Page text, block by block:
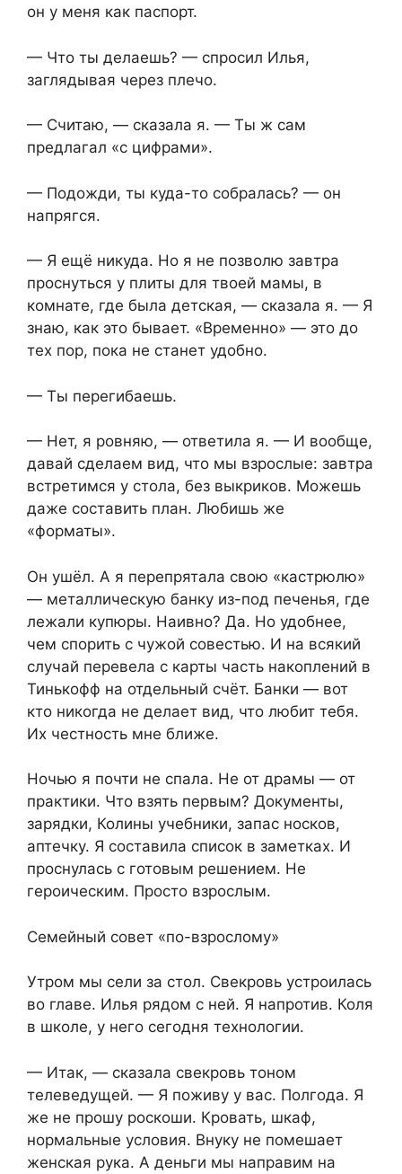
он у меня как паспорт.
— Что ты делаешь? — спросил Илья,
заглядывая через плечо.
— Считаю, — сказала я. — Ты ж сам
предлагал «с цифрами».
— Подожди, ты куда-то собралась? — он
напрягся.
— Я ещё никуда. Но я не позволю завтра
проснуться у плиты для твоей мамы, в
комнате, где была детская, — сказала я. — Я
знаю, как это бывает. «Временно» — это до
тех пор, пока не станет удобно.
— Ты перегибаешь.
— Нет, я ровняю, — ответила я. — И вообще,
давай сделаем вид, что мы взрослые: завтра
встретимся у стола, без выкриков. Можешь
даже составить план. Любишь же
«форматы».
Он ушёл. А я перепрятала свою «кастрюлю»
— металлическую банку из-под печенья, где
лежали купюры. Наивно? Да. Но удобнее,
чем спорить с чужой совестью. И на всякий
случай перевела с карты часть накоплений в
Тинькофф на отдельный счёт. Банки — вот
кто никогда не делает вид, что любит тебя.
Их честность мне ближе.
Ночью я почти не спала. Не от драмы — от
практики. Что взять первым? Документы,
зарядки, Колины учебники, запас носков,
аптечку. Я составила список в заметках. И
проснулась с готовым решением. Не
героическим. Просто взрослым.
Семейный совет «по-взрослому»
Утром мы сели за стол. Свекровь устроилась
во главе. Илья рядом с ней. Я напротив. Коля
в школе, у него сегодня технологии.
— Итак, — сказала свекровь тоном
телеведущей. — Я поживу у вас. Полгода. Я
же не прошу роскоши. Кровать, шкаф,
нормальные условия. Внуку не помешает
женская рука. А деньги мы направим на